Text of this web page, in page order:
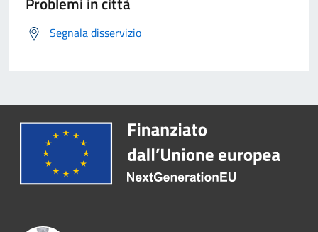
Segnala disservizio